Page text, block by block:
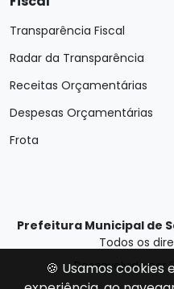
Transparência Fiscal
Radar da Transparência
Receitas Orçamentárias
Despesas Orçamentárias
Frota
Prefeitura Municipal de
Todos os
Desenvolvido por
🍪 Usamos cookies